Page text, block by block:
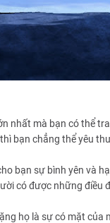
nhất mà bạn có thể
bạn chẳng thể yêu
bạn sự bình yên và
có được những điều
họ là sự có mặt của